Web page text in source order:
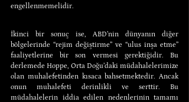
engellenmemelidir.
İkinci bir sonuç ise, ABD’nin dünyanın diğer
bölgelerinde “rejim değiştirme” ve “ulus inşa etme”
faaliyetlerine bir son vermesi gerektiğidir. Bu
derlemede Hoppe, Orta Doğu’daki müdahalelerimize
olan muhalefetinden kısaca bahsetmektedir. Ancak
onun muhalefeti derinlikli ve serttir. Bu
müdahalelerin iddia edilen nedenlerinin tamamı